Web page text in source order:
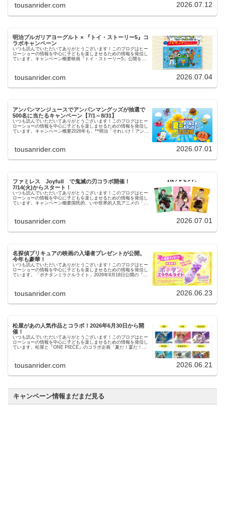
た！…
tousanrider.com 2026.07.12
明治ブルガリアヨーグルト × 『トイ・ストーリー5』コ
ラボキャンペーン
いつも読んでいただいてありがとうございます！このブログはヒー
ローショーの情報を中心に子どもを楽しませるための情報を発信し
ています。キャンペーン概要映画『トイ・ストーリー5』公開を記
tousanrider.com 2026.07.04
アンパンマンジュースでアンパンマングッズが抽選で
500名に当たるキャンペーン【7/1～8/31】
いつも読んでいただいてありがとうございます！このブログはヒー
ローショーの情報を中心に子どもを楽しませるための情報を発信し
ています。キャンペーン概要2026年も、**明治「それいけ！アンパ
tousanrider.com 2026.07.01
ファミレス Joyfull で鬼滅の刃コラボ開催！
7/14(火)からスタート！
いつも読んでいただいてありがとうございます！このブログはヒー
ローショーの情報を中心に子どもを楽しませるための情報を発信し
ています。キャンペーン概要国民的、いや世界的人気アニメの「鬼
tousanrider.com 2026.07.01
名探偵プリキュアの映画の入場者プレゼントが公開。
今年も豪華！
いつも読んでいただいてありがとうございます！このブログはヒー
ローショーの情報を中心に子どもを楽しませるための情報を発信し
ています。「ポチタンミラクルライト」2026年9月18日公開の『映
tousanrider.com 2026.06.23
松屋があの人気作品とコラボ！2026年6月30日から開
催！
いつも読んでいただいてありがとうございます！このブログはヒー
ローショーの情報を中心に子どもを楽しませるための情報を発信し
ています。松屋と『ONE PIECE』のコラボ企画「夏だ！宴だ！大
tousanrider.com 2026.06.21
キャンペーン情報まだまだ見る